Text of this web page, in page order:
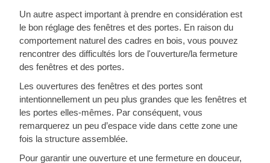
Un autre aspect important à prendre en considération est
le bon réglage des fenêtres et des portes. En raison du
comportement naturel des cadres en bois, vous pouvez
rencontrer des difficultés lors de l'ouverture/la fermeture
des fenêtres et des portes.
Les ouvertures des fenêtres et des portes sont
intentionnellement un peu plus grandes que les fenêtres et
les portes elles-mêmes. Par conséquent, vous
remarquerez un peu d’espace vide dans cette zone une
fois la structure assemblée.
Pour garantir une ouverture et une fermeture en douceur,